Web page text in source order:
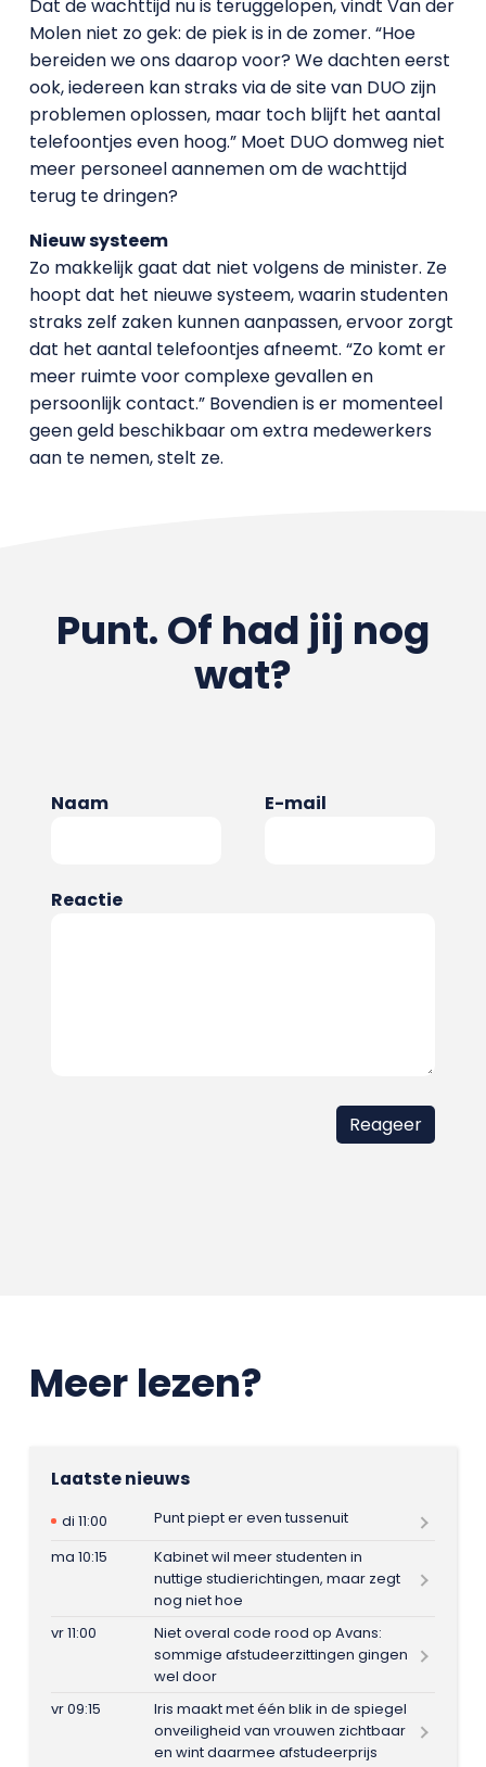
Dat de wachttijd nu is teruggelopen, vindt Van der
Molen niet zo gek: de piek is in de zomer. “Hoe
bereiden we ons daarop voor? We dachten eerst
ook, iedereen kan straks via de site van DUO zijn
problemen oplossen, maar toch blijft het aantal
telefoontjes even hoog.” Moet DUO domweg niet
meer personeel aannemen om de wachttijd
terug te dringen?
Nieuw systeem
Zo makkelijk gaat dat niet volgens de minister. Ze
hoopt dat het nieuwe systeem, waarin studenten
straks zelf zaken kunnen aanpassen, ervoor zorgt
dat het aantal telefoontjes afneemt. “Zo komt er
meer ruimte voor complexe gevallen en
persoonlijk contact.” Bovendien is er momenteel
geen geld beschikbaar om extra medewerkers
aan te nemen, stelt ze.
Punt. Of had jij nog
wat?
Naam E-mail
Reactie
Meer lezen?
Laatste nieuws
di 11:00
Punt piept er even tussenuit
ma 10:15
Kabinet wil meer studenten in
nuttige studierichtingen, maar zegt
nog niet hoe
vr 11:00
Niet overal code rood op Avans:
sommige afstudeerzittingen gingen
wel door
vr 09:15
Iris maakt met één blik in de spiegel
onveiligheid van vrouwen zichtbaar
en wint daarmee afstudeerprijs